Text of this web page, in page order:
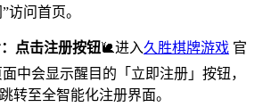
访问首页。
点击注册按钮🐌进入久胜棋牌游戏 官
中会显示醒目的「立即注册」按钮，
转至全智能化注册界面。